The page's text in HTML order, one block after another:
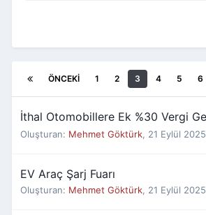
ÖNCEKI 1 2 3 4 5 6
İthal Otomobillere Ek %30 Vergi
Oluşturan: Mehmet Göktürk, 21 Eylül 2025
EV Araç Şarj Fuarı
Oluşturan: Mehmet Göktürk, 21 Eylül 2025